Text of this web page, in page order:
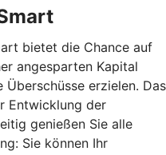
bietet die Chance auf
angesparten Kapital
erzielen. Das
Entwicklung der
genießen Sie alle
Sie können Ihr